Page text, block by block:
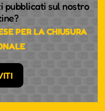
pubblicati sul nostro
PER LA CHIUSURA